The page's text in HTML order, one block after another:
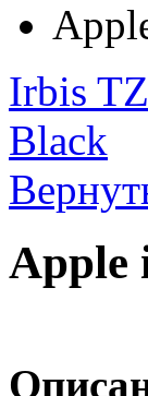
Irbis
Black
Apple